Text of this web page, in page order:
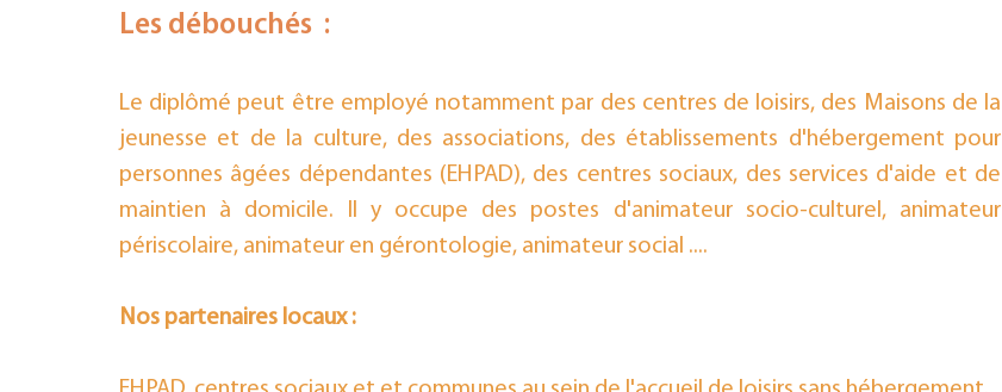
Les débouchés  :
Le diplômé peut être employé notamment par des centres de loisirs, des Maisons de la
jeunesse et de la culture, des associations, des établissements d'hébergement pour
personnes âgées dépendantes (EHPAD), des centres sociaux, des services d'aide et de
maintien à domicile. Il y occupe des postes d'animateur socio-culturel, animateur
périscolaire, animateur en gérontologie, animateur social ....
Nos partenaires locaux :